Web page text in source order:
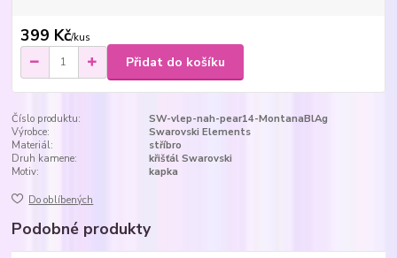
399 Kč/kus
Přidat do košíku
Číslo produktu:
SW-vlep-nah-pear14-MontanaBlAg
Výrobce:
Swarovski Elements
Materiál:
stříbro
Druh kamene:
křišťál Swarovski
Motiv:
kapka
Do oblíbených
Podobné produkty